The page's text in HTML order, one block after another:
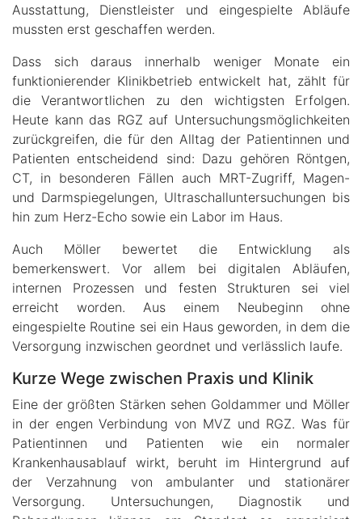
Ausstattung, Dienstleister und eingespielte Abläufe
mussten erst geschaffen werden.
Dass sich daraus innerhalb weniger Monate ein
funktionierender Klinikbetrieb entwickelt hat, zählt für
die Verantwortlichen zu den wichtigsten Erfolgen.
Heute kann das RGZ auf Untersuchungsmöglichkeiten
zurückgreifen, die für den Alltag der Patientinnen und
Patienten entscheidend sind: Dazu gehören Röntgen,
CT, in besonderen Fällen auch MRT-Zugriff, Magen-
und Darmspiegelungen, Ultraschalluntersuchungen bis
hin zum Herz-Echo sowie ein Labor im Haus.
Auch Möller bewertet die Entwicklung als
bemerkenswert. Vor allem bei digitalen Abläufen,
internen Prozessen und festen Strukturen sei viel
erreicht worden. Aus einem Neubeginn ohne
eingespielte Routine sei ein Haus geworden, in dem die
Versorgung inzwischen geordnet und verlässlich laufe.
Kurze Wege zwischen Praxis und Klinik
Eine der größten Stärken sehen Goldammer und Möller
in der engen Verbindung von MVZ und RGZ. Was für
Patientinnen und Patienten wie ein normaler
Krankenhausablauf wirkt, beruht im Hintergrund auf
der Verzahnung von ambulanter und stationärer
Versorgung. Untersuchungen, Diagnostik und